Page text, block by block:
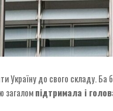
Україну до свого складу.
загаломпідтримала і